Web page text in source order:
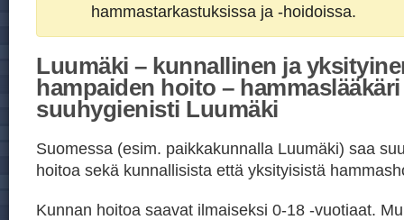
hammastarkastuksissa ja -hoidoissa.
Luumäki – kunnallinen ja
hampaiden hoito –
suuhygienisti Luumäki
Suomessa (esim. paikkakunnalla Luumäki) saa
hoitoa sekä kunnallisista että yksityisistä
Kunnan hoitoa saavat ilmaiseksi 0-18 -vuotiaat.